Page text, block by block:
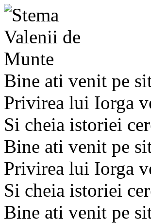
Bine ati venit pe
Privirea lui Iorga
Si cheia istoriei
Bine ati venit pe
Privirea lui Iorga
Si cheia istoriei
Bine ati venit pe